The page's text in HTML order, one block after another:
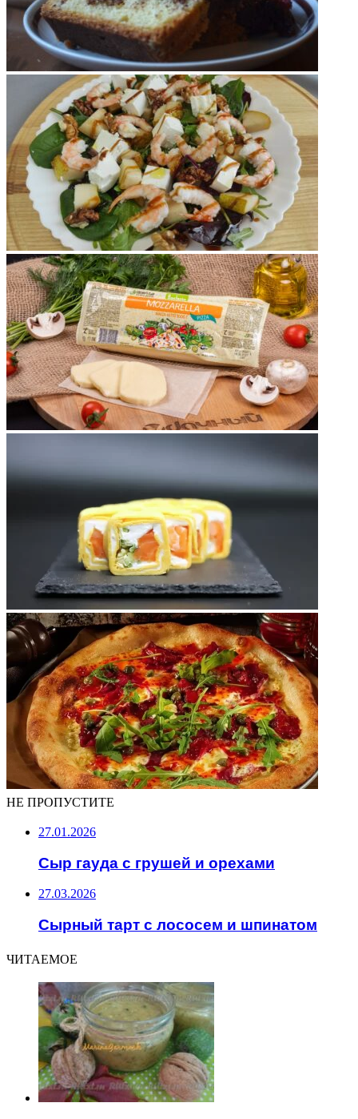
НЕ ПРОПУСТИТЕ
27.01.2026
Сыр гауда с грушей и орехами
27.03.2026
Сырный тарт с лососем и шпинатом
ЧИТАЕМОЕ